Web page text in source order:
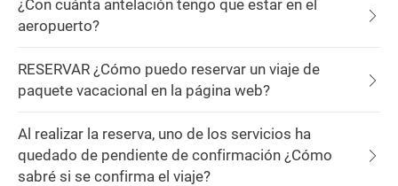
¿Con cuánta antelación tengo que estar en el
aeropuerto?
RESERVAR ¿Cómo puedo reservar un viaje de
paquete vacacional en la página web?
Al realizar la reserva, uno de los servicios ha
quedado de pendiente de confirmación ¿Cómo
sabré si se confirma el viaje?